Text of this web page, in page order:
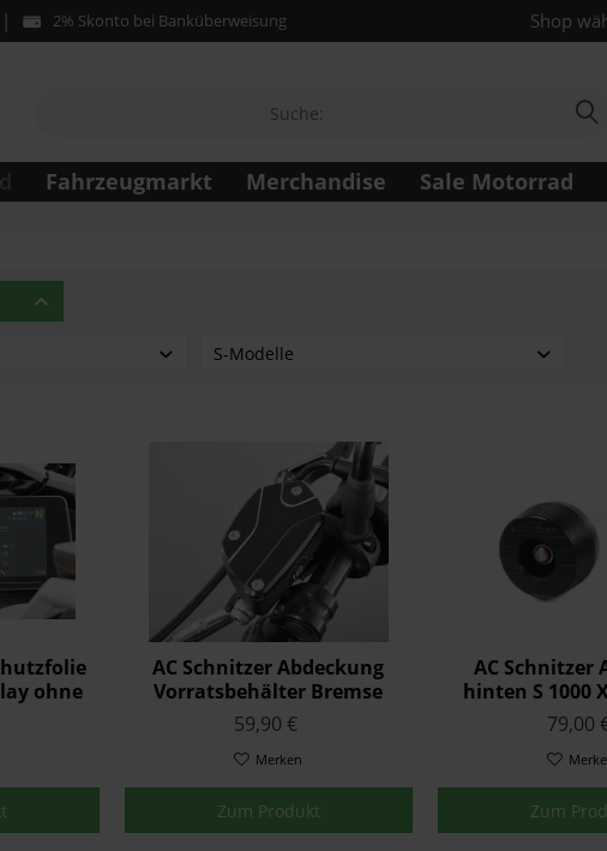
2% Skonto bei Banküberweisung Shop
Fahrzeugmarkt Merchandise Sale Motorrad
S-Modelle
ohne
AC Schnitzer Abdeckung
Vorratsbehälter Bremse
BMW S 1000 XR ab 2019
59,90 €
Merken
Zum Produkt
AC Schnitzer
hinten S 1000
79,00
Zum